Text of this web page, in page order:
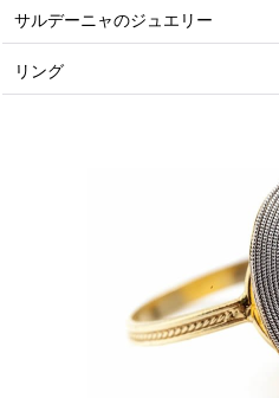
サルデーニャのジュエリー
リング